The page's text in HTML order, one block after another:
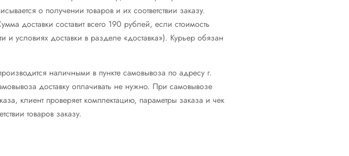
о получении товаров и их соответствии заказу.
доставки составит всего 190 рублей, если стоимость
условиях доставки в разделе «доставка»). Курьер обязан
наличными в пункте самовывоза по адресу г.
доставку оплачивать не нужно. При самовывозе
клиент проверяет комплектацию, параметры заказа и чек
товаров заказу.